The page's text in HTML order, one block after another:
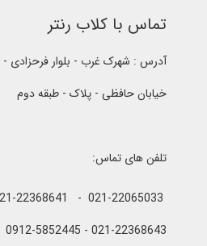
تماس با کلاب رنتر
آدرس : شهرک غرب - بلوار فرحزادی -
خیابان حافظی - پلاک - طبقه دوم
تلفن های تماس:
021-22368643 - 0912-5852445